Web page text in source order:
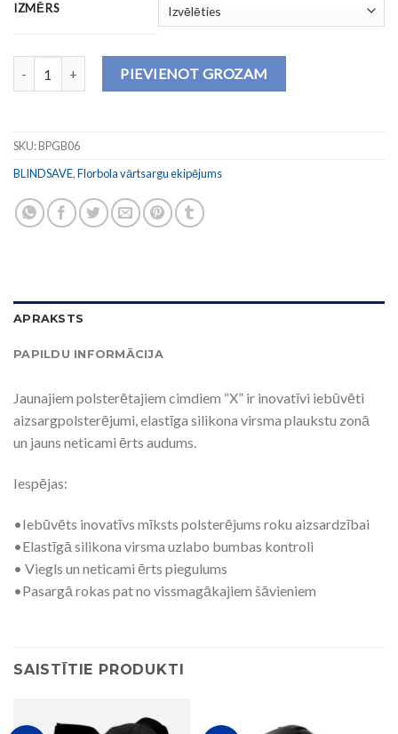
IZMĒRS
Polsterēti vārtsarga cimdi "X" daudzums
PIEVIENOT GROZAM
SKU:BPGB06
BLINDSAVE,Florbola vārtsargu ekipējums
APRAKSTS
PAPILDU INFORMĀCIJA
Jaunajiem polsterētajiem cimdiem “X” ir inovatīvi iebūvēti
aizsargpolsterējumi, elastīga silikona virsma plaukstu zonā
un jauns neticami ērts audums.
Iespējas:
•Iebūvēts inovatīvs mīksts polsterējums roku aizsardzībai
•Elastīgā silikona virsma uzlabo bumbas kontroli
• Viegls un neticami ērts piegulums
•Pasargā rokas pat no vissmagākajiem šāvieniem
SAISTĪTIE PRODUKTI